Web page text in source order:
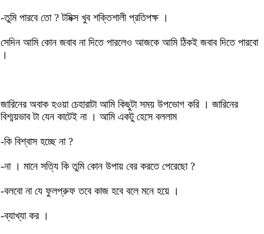
-তুমি পারবে তো ? টমিক্স খুব শক্তিশালী প্রতিপক্ষ ।
সেদিন আমি কোন জবাব না দিতে পারলেও আজকে আমি ঠিকই জবাব দিতে পারবো
।
জারিনের অবাক হওয়া চেহারাটা আমি কিছুটা সময় উপভোগ করি । জারিনের
বিশ্ময়ভাব টা যেন কাটেই না । আমি একটু হেসে বললাম
-কি বিশ্বাস হচ্ছে না ?
-না । মানে সত্যি কি তুমি কোন উপায় বের করতে পেরেছো ?
-বলবো না যে ফুলপ্রুফ তবে কাজ হবে বলে মনে হয়ে ।
-ব্যাখ্যা কর ।